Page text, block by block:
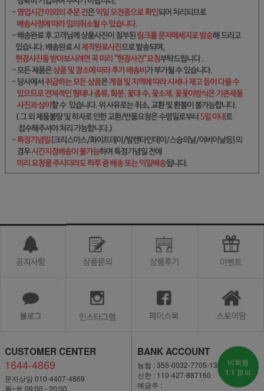
CUSTOMER CENTER
1644-4869
문자상담 010-4407-4869
월~토 09:00 - 20:00
BANK ACCOUNT
농협 : 355-0032-7705-13
신한 : 110-427-887160
예금주 :
비회원
1:1 문의